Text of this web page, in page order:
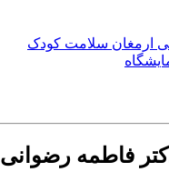
فاطمه رضوانی